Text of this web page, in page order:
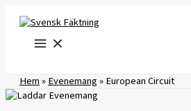
innehåll
Hem»Evenemang»European Circuit